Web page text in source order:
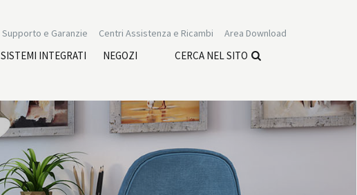
Area Download
Centri Assistenza e Ricambi
Supporto e Garanzie
SISTEMI INTEGRATI NEGOZI
CERCA NEL SITO